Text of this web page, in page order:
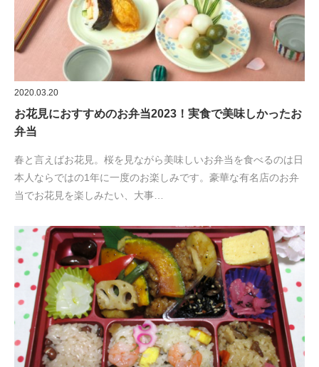
2020.03.20
お花見におすすめのお弁当2023！実食で美味しかったお
弁当
春と言えばお花見。桜を見ながら美味しいお弁当を食べるのは日
本人ならではの1年に一度のお楽しみです。豪華な有名店のお弁
当でお花見を楽しみたい、大事…